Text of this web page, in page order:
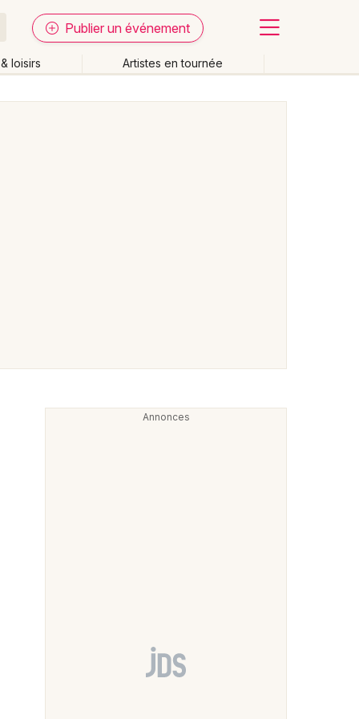
Publier un événement
loisirs Artistes en tournée